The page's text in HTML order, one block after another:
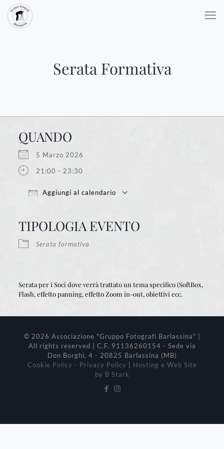
Serata Formativa
QUANDO
5 Marzo 2026
21:00 - 23:30
Aggiungi al calendario
TIPOLOGIA EVENTO
Serata formativa
Serata per i Soci dove verrà trattato un tema specifico (SoftBox,
Flash, effetto panning, effetto Zoom in-out, obiettivi ecc.
© 2026 Associazione "Gruppo Fotografi Barlassina" |
All rights reserved | C.F. 91136260154 - Sede via
Don Borghi, 4 - 20825 Barlassina (MB)
Cookie Policy - Privacy Policy | Hosting e Web Site
by B Stark